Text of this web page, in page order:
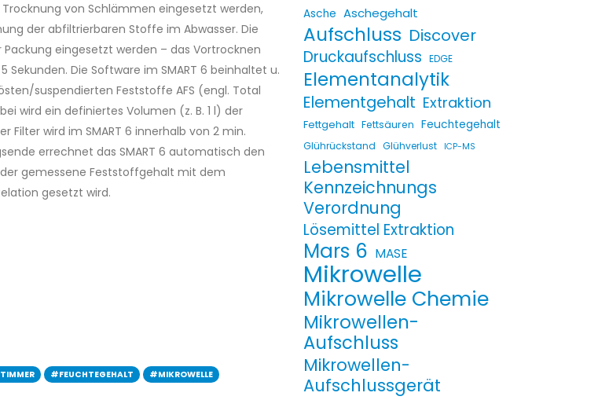
Asche Aschegehalt
Aufschluss Discover
Druckaufschluss EDGE
Elementanalytik
Elementgehalt Extraktion
Fettgehalt Fettsäuren Feuchtegehalt
Glührückstand Glühverlust ICP-MS
Lebensmittel
Kennzeichnungs
Verordnung
Lösemittel Extraktion
Mars 6 MASE
Mikrowelle
Mikrowelle Chemie
Mikrowellen-
Aufschluss
Mikrowellen-
Aufschlussgerät
von Schlämmen eingesetzt werden,
der abfiltrierbaren Stoffe im Abwasser. Die
eingesetzt werden – das Vortrocknen
Sekunden. Die Software im SMART 6 beinhaltet u.
suspendierten Feststoffe AFS (engl. Total
wird ein definiertes Volumen (z. B. 1 l) der
Filter wird im SMART 6 innerhalb von 2 min.
errechnet das SMART 6 automatisch den
gemessene Feststoffgehalt mit dem
gesetzt wird.
#FEUCHTEGEHALT
#MIKROWELLE